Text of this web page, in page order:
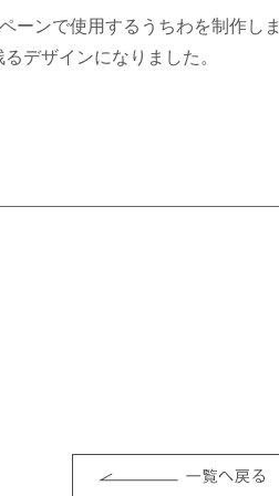
ーンで使用するうちわを制作し
デザインになりました。